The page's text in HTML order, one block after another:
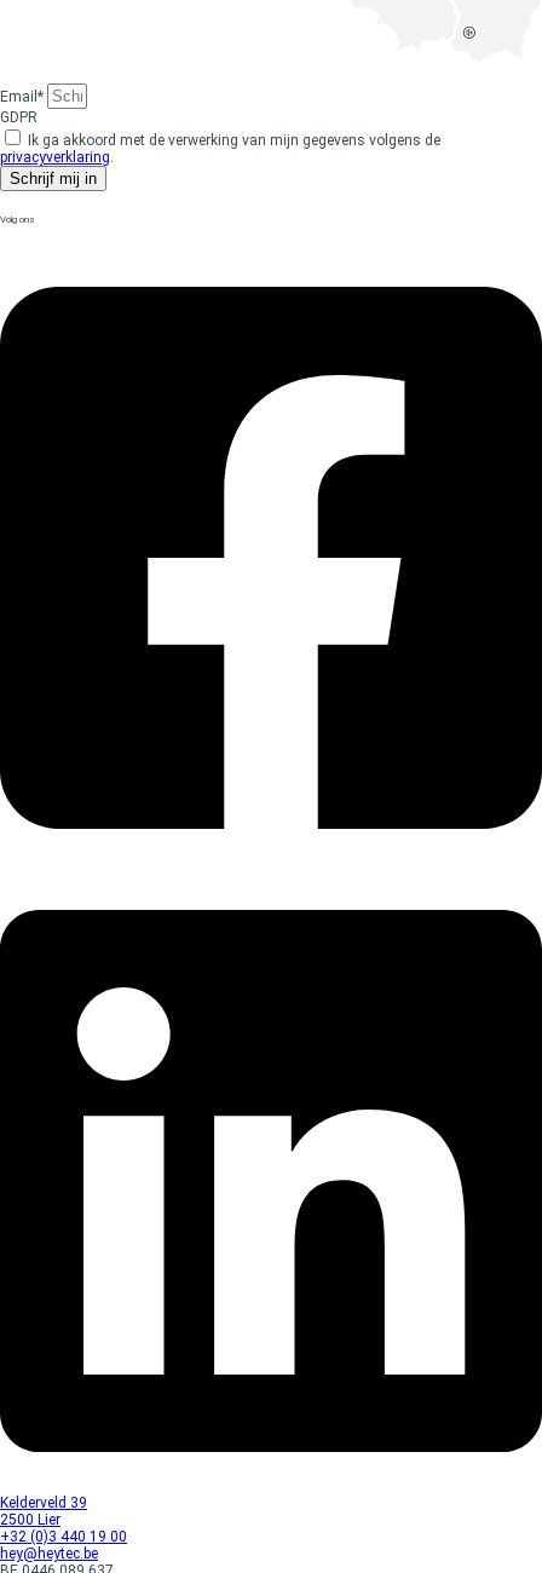
Email*
GDPR
Ik ga akkoord met de verwerking van mijn gegevens volgens de
privacyverklaring.
Schrijf mij in
Volg ons
Kelderveld 39
2500 Lier
+32 (0)3 440 19 00
hey@heytec.be